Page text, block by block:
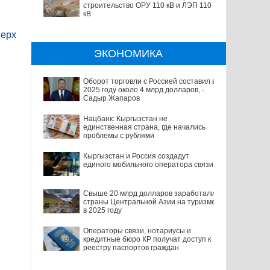
строительство ОРУ 110 кВ и ЛЭП 110
кВ
ЭКОНОМИКА
Оборот торговли с Россией составил в
2025 году около 4 млрд долларов, -
Садыр Жапаров
Нацбанк: Кыргызстан не
единственная страна, где начались
проблемы с рублями
Кыргызстан и Россия создадут
единого мобильного оператора связи
Свыше 20 млрд долларов заработали
страны Центральной Азии на туризме
в 2025 году
Операторы связи, нотариусы и
кредитные бюро КР получат доступ к
реестру паспортов граждан